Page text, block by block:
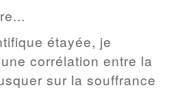
étayée, je
corrélation entre la
sur la souffrance